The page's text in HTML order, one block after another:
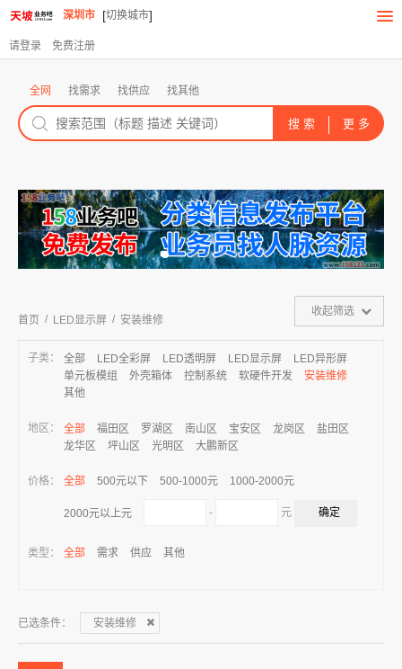
深圳市 [切换城市]
请登录 免费注册
全网 找需求 找供应 找其他
首页 / LED显示屏 / 安装维修
收起筛选
子类： 全部 LED全彩屏 LED透明屏 LED显示屏
LED异形屏
单元板模组
外壳箱体 控制系统 软硬件开发
安装维修
其他
地区： 全部 福田区 罗湖区 南山区 宝安区 龙岗区
盐田区
龙华区
坪山区 光明区 大鹏新区
价格： 全部 500元以下 500-1000元 1000-2000元
2000元以上元 - 元
类型： 全部 需求 供应 其他
已选条件： 安装维修